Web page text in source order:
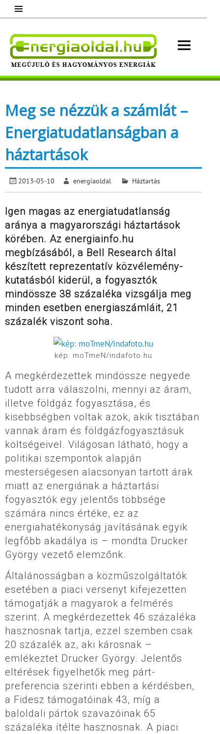
content
Megújuló és hagyományos energiák.
Meg se nézzük a számlát –
Energiatudatlanságban a
háztartások
2013-05-10 energiaoldal Háztartás
Igen magas az energiatudatlanság
aránya a magyarországi háztartások
körében. Az energiainfo.hu
megbízásából, a Bell Research által
készített reprezentatív közvélemény-
kutatásból kiderül, a fogyasztók
mindössze 38 százaléka vizsgálja meg
minden esetben energiaszámláit, 21
százalék viszont soha.
kép: moTmeN/indafoto.hu
A megkérdezettek mindössze negyede
tudott arra válaszolni, mennyi az áram,
illetve földgáz fogyasztása, és
kisebbségben voltak azok, akik tisztában
vannak áram és földgázfogyasztásuk
költségeivel. Világosan látható, hogy a
politikai szempontok alapján
mesterségesen alacsonyan tartott árak
miatt az energiának a háztartási
fogyasztók egy jelentős többsége
számára nincs értéke, ez az
energiahatékonyság javításának egyik
legfőbb akadálya is – mondta Drucker
György vezető elemzőnk.
Általánosságban a közműszolgáltatók
esetében a piaci versenyt kifejezetten
támogatják a magyarok a felmérés
szerint. A megkérdezettek 46 százaléka
hasznosnak tartja, ezzel szemben csak
20 százalék az, aki károsnak –
emlékeztet Drucker György. Jelentős
eltérések figyelhetők meg párt-
preferencia szerinti ebben a kérdésben,
a Fidesz támogatóinak 43, míg a
baloldali pártok szavazóinak 65
százaléka ítélte hasznosnak. A piaci